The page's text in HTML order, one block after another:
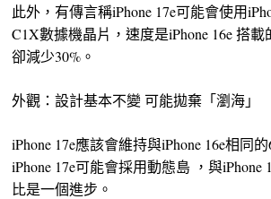
此外，有傳言稱iPhone 17e可能會使用
C1X數據機晶片，速度是iPhone 16e 搭
卻減少30%。
外觀：設計基本不變 可能拋棄「瀏海」
iPhone 17e應該會維持與iPhone 16e相同
iPhone 17e可能會採用動態島 ，與iPhone
比是一個進步。